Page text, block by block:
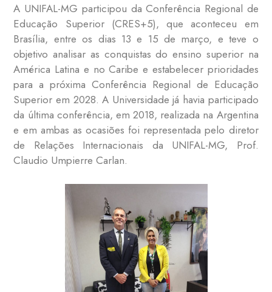
A UNIFAL-MG participou da Conferência Regional de
Educação Superior (CRES+5), que aconteceu em
Brasília, entre os dias 13 e 15 de março, e teve o
objetivo analisar as conquistas do ensino superior na
América Latina e no Caribe e estabelecer prioridades
para a próxima Conferência Regional de Educação
Superior em 2028. A Universidade já havia participado
da última conferência, em 2018, realizada na Argentina
e em ambas as ocasiões foi representada pelo diretor
de Relações Internacionais da UNIFAL-MG, Prof.
Claudio Umpierre Carlan.